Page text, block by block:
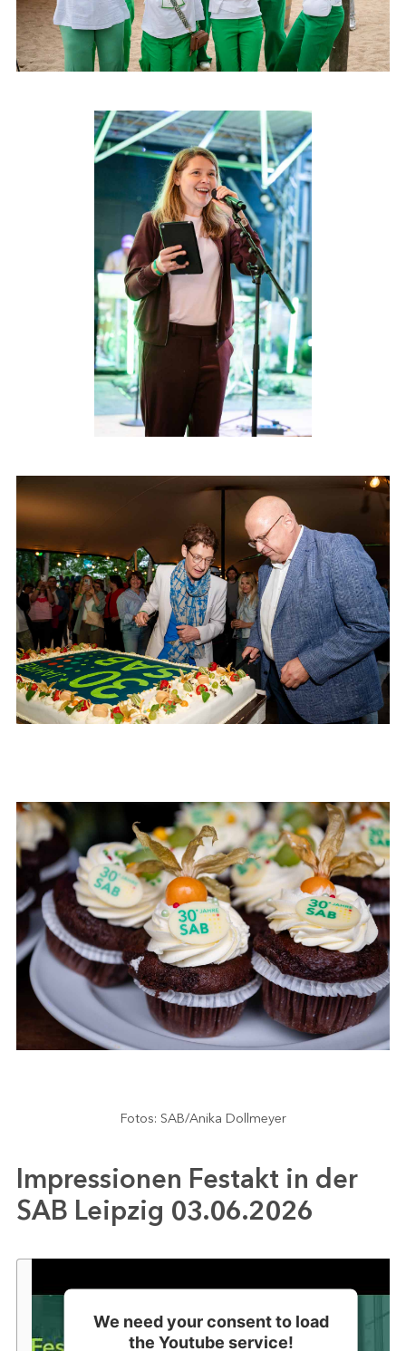
Fotos: SAB/Anika Dollmeyer
Impressionen Festakt in der
SAB Leipzig 03.06.2026
We need your consent to load
the Youtube service!